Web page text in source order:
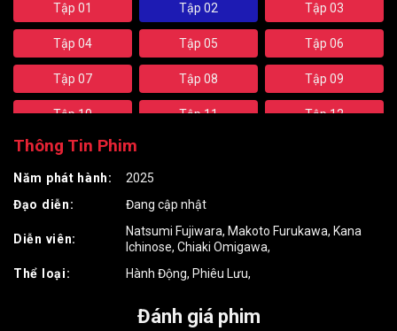
Tập 01 Tập 02 Tập 03
Tập 04 Tập 05 Tập 06
Tập 07 Tập 08 Tập 09
Tập 10 Tập 11 Tập 12
Thông Tin Phim
Năm phát hành:
2025
Đạo diễn:
Đang cập nhật
Diễn viên:
Natsumi Fujiwara, Makoto Furukawa, Kana
Ichinose, Chiaki Omigawa,
Thể loại:
Hành Động, Phiêu Lưu,
Đánh giá phim